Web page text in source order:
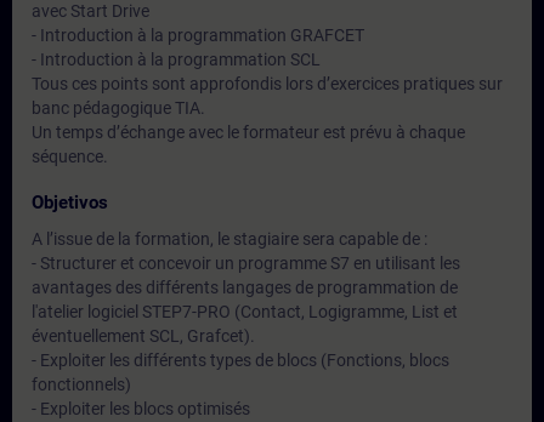
avec Start Drive
- Introduction à la programmation GRAFCET
- Introduction à la programmation SCL
Tous ces points sont approfondis lors d’exercices pratiques sur
banc pédagogique TIA.
Un temps d’échange avec le formateur est prévu à chaque
séquence.
Objetivos
A l’issue de la formation, le stagiaire sera capable de :
- Structurer et concevoir un programme S7 en utilisant les
avantages des différents langages de programmation de
l'atelier logiciel STEP7-PRO (Contact, Logigramme, List et
éventuellement SCL, Grafcet).
- Exploiter les différents types de blocs (Fonctions, blocs
fonctionnels)
- Exploiter les blocs optimisés